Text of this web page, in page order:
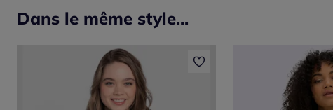
Dans le même style...